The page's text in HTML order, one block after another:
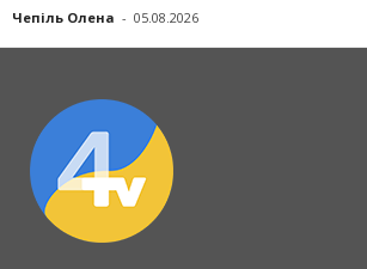
Чепіль Олена - 05.08.2026